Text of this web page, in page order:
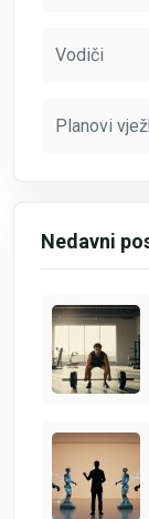
Vodiči
Planovi
Nedavni